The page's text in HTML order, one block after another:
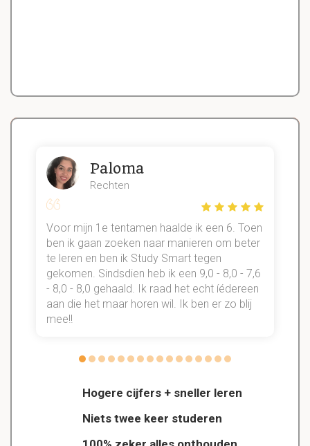
Hogere cijfers + sneller leren
Niets twee keer studeren
Paloma
Rechten
Voor mijn 1e tentamen haalde ik een 6. Toen
ben ik gaan zoeken naar manieren om beter
te leren en ben ik Study Smart tegen
gekomen. Sindsdien heb ik een 9,0 - 8,0 - 7,6
- 8,0 - 8,0 gehaald. Ik raad het echt íédereen
aan die het maar horen wil. Ik ben er zo blij
mee!!